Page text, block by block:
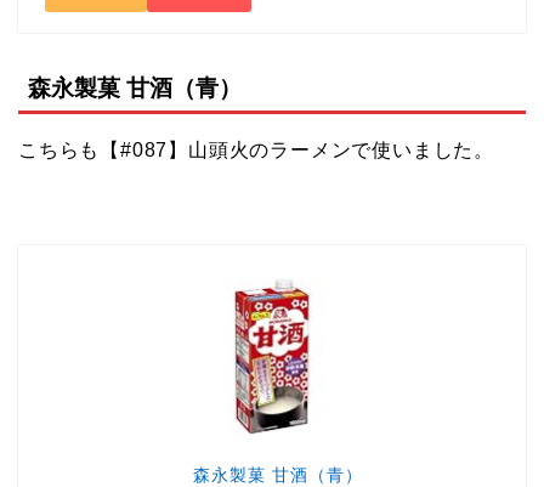
森永製菓 甘酒（青）
こちらも【#087】山頭火のラーメンで使いました。
森永製菓 甘酒（青）